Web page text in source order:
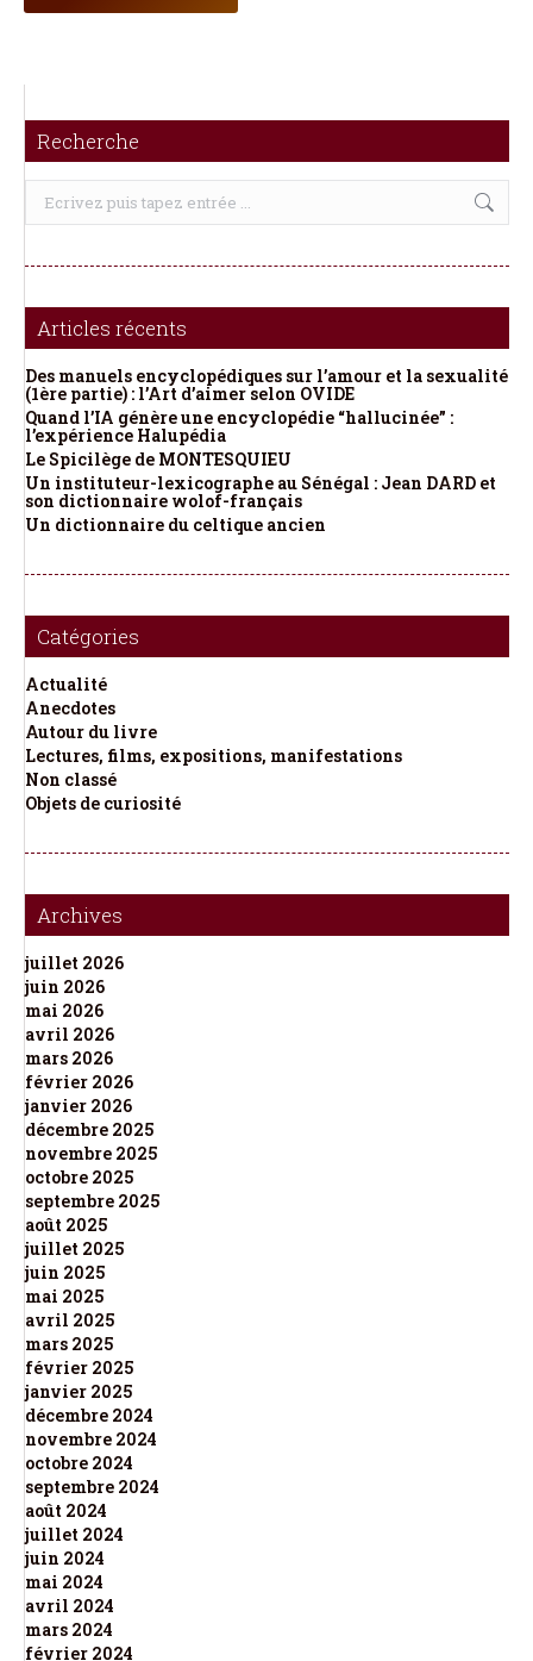
Recherche
Recherche
Articles récents
Des manuels encyclopédiques sur l’amour et la sexualité
(1ère partie) : l’Art d’aimer selon OVIDE
Quand l’IA génère une encyclopédie “hallucinée” :
l’expérience Halupédia
Le Spicilège de MONTESQUIEU
Un instituteur-lexicographe au Sénégal : Jean DARD et
son dictionnaire wolof-français
Un dictionnaire du celtique ancien
Catégories
Actualité
Anecdotes
Autour du livre
Lectures, films, expositions, manifestations
Non classé
Objets de curiosité
Archives
juillet 2026
juin 2026
mai 2026
avril 2026
mars 2026
février 2026
janvier 2026
décembre 2025
novembre 2025
octobre 2025
septembre 2025
août 2025
juillet 2025
juin 2025
mai 2025
avril 2025
mars 2025
février 2025
janvier 2025
décembre 2024
novembre 2024
octobre 2024
septembre 2024
août 2024
juillet 2024
juin 2024
mai 2024
avril 2024
mars 2024
février 2024